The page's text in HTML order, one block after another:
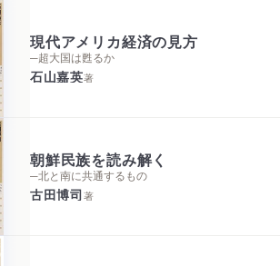
現代アメリカ経済の見方
─超大国は甦るか
石山嘉英著
朝鮮民族を読み解く
─北と南に共通するもの
古田博司著